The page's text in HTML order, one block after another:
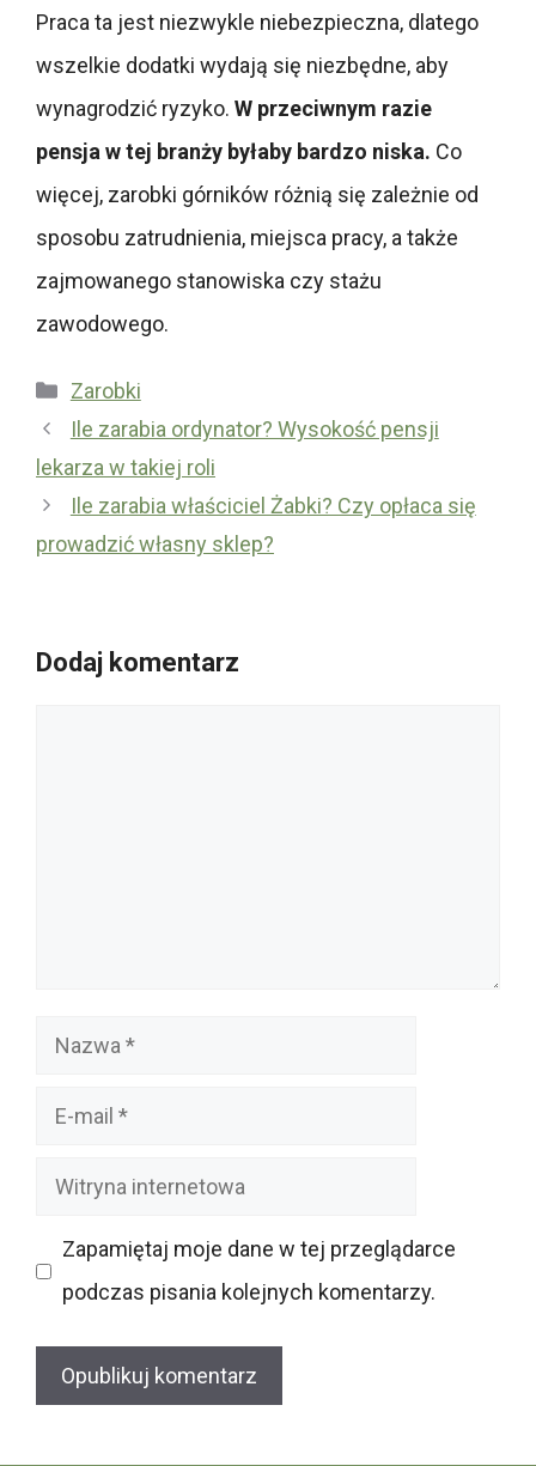
Praca ta jest niezwykle niebezpieczna, dlatego
wszelkie dodatki wydają się niezbędne, aby
wynagrodzić ryzyko. W przeciwnym razie
pensja w tej branży byłaby bardzo niska. Co
więcej, zarobki górników różnią się zależnie od
sposobu zatrudnienia, miejsca pracy, a także
zajmowanego stanowiska czy stażu
zawodowego.
Kategorie
Zarobki
Ile zarabia ordynator? Wysokość pensji
lekarza w takiej roli
Ile zarabia właściciel Żabki? Czy opłaca się
prowadzić własny sklep?
Dodaj komentarz
Nazwa
Witryna
Zapamiętaj moje dane w tej przeglądarce
podczas pisania kolejnych komentarzy.